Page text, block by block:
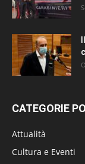
CATEGORIE
Attualità
Cultura e Eventi